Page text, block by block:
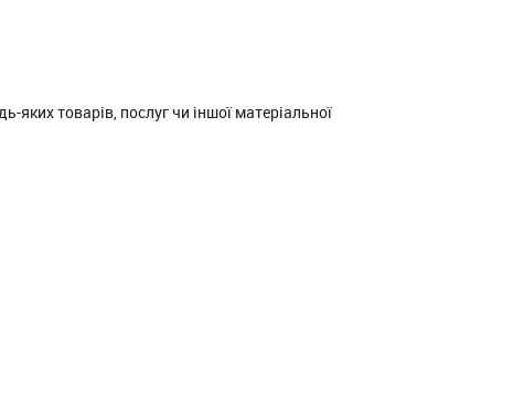
товарів, послуг чи іншої матеріальної